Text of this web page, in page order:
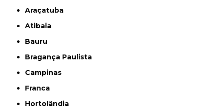
Araçatuba
Atibaia
Bauru
Bragança Paulista
Campinas
Franca
Hortolândia